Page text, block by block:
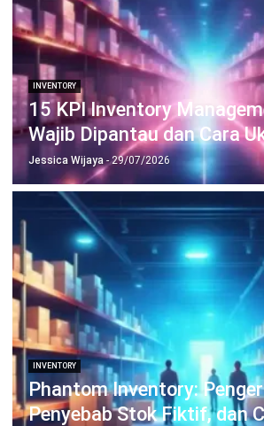
INVENTORY
15 KPI Inventory
Wajib Dipantau dan Cara
Jessica Wijaya - 29/07/2026
INVENTORY
Phantom Inventory:
Penyebab Stok Fiktif, dan